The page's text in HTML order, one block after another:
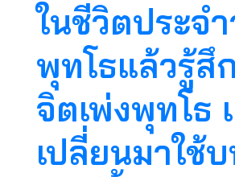
ในชีวิตประจ
พุทโธแล้วรู้สึ
จิตเพ่งพุทโธ
เปลี่ยนมาใช้